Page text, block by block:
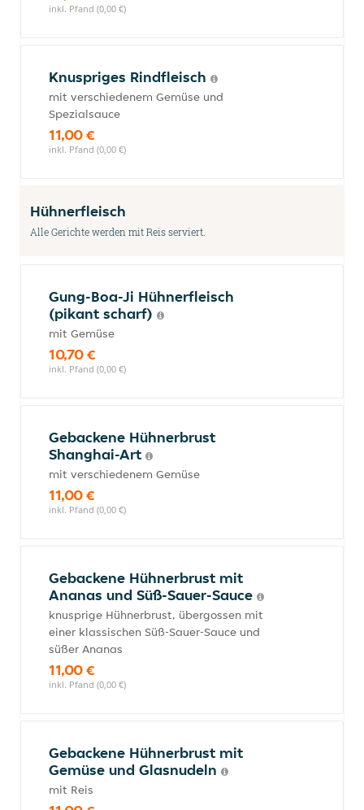
inkl. Pfand (0,00 €)
Knuspriges Rindfleisch
mit verschiedenem Gemüse und
Spezialsauce
11,00 €
inkl. Pfand (0,00 €)
Hühnerfleisch
Alle Gerichte werden mit Reis serviert.
Gung-Boa-Ji Hühnerfleisch
(pikant scharf)
mit Gemüse
10,70 €
inkl. Pfand (0,00 €)
Gebackene Hühnerbrust
Shanghai-Art
mit verschiedenem Gemüse
11,00 €
inkl. Pfand (0,00 €)
Gebackene Hühnerbrust mit
Ananas und Süß-Sauer-Sauce
knusprige Hühnerbrust, übergossen mit
einer klassischen Süß-Sauer-Sauce und
süßer Ananas
11,00 €
inkl. Pfand (0,00 €)
Gebackene Hühnerbrust mit
Gemüse und Glasnudeln
mit Reis